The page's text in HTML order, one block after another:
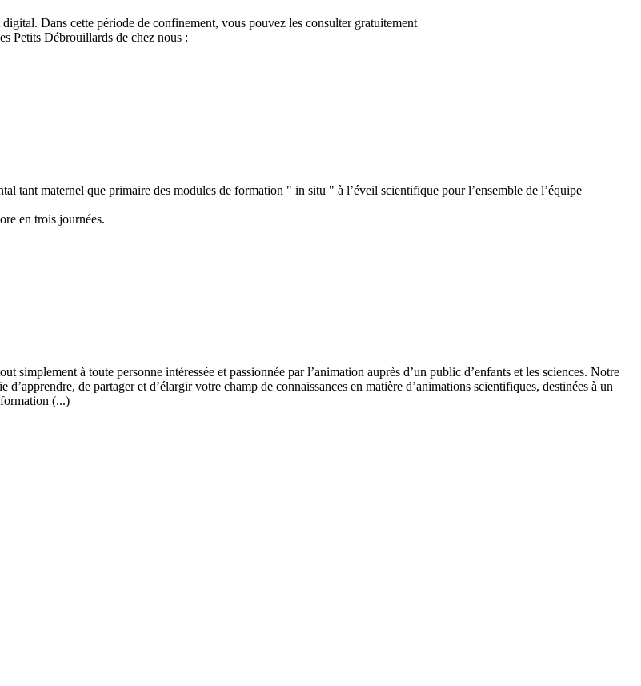
Dans cette période de confinement, vous pouvez les consulter gratuitement
Petits Débrouillards de chez nous :
tant maternel que primaire des modules de formation " in situ " à l’éveil scientifique pour l’ensemble de l’équipe
en trois journées.
simplement à toute personne intéressée et passionnée par l’animation auprès d’un public d’enfants et les sciences. Notre
de partager et d’élargir votre champ de connaissances en matière d’animations scientifiques, destinées à un
(...)